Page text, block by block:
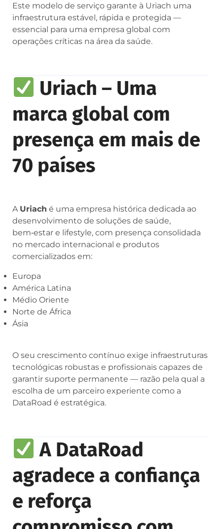
Este modelo de serviço garante à Uriach uma
infraestrutura estável, rápida e protegida —
essencial para uma empresa global com
operações críticas na área da saúde.
Uriach – Uma
marca global com
presença em mais de
70 países
A Uriach é uma empresa histórica dedicada ao
desenvolvimento de soluções de saúde,
bem‑estar e lifestyle, com presença consolidada
no mercado internacional e produtos
comercializados em:
Europa
América Latina
Médio Oriente
Norte de África
Ásia
O seu crescimento contínuo exige infraestruturas
tecnológicas robustas e profissionais capazes de
garantir suporte permanente — razão pela qual a
escolha de um parceiro experiente como a
DataRoad é estratégica.
A DataRoad
agradece a confiança
e reforça